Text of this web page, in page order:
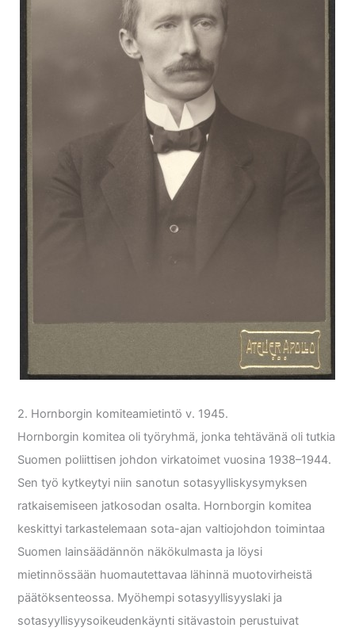
2. Hornborgin komiteamietintö v. 1945.
Hornborgin komitea oli työryhmä, jonka tehtävänä oli tutkia
Suomen poliittisen johdon virkatoimet vuosina 1938–1944.
Sen työ kytkeytyi niin sanotun sotasyylliskysymyksen
ratkaisemiseen jatkosodan osalta. Hornborgin komitea
keskittyi tarkastelemaan sota-ajan valtiojohdon toimintaa
Suomen lainsäädännön näkökulmasta ja löysi
mietinnössään huomautettavaa lähinnä muotovirheistä
päätöksenteossa. Myöhempi sotasyyllisyyslaki ja
sotasyyllisyysoikeudenkäynti sitävastoin perustuivat